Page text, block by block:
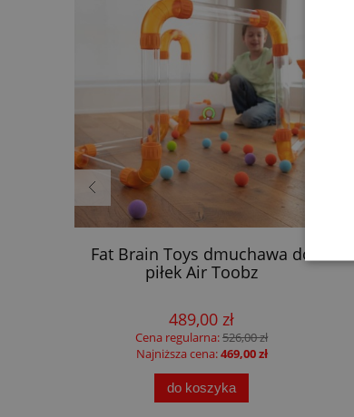
Fat Brain Toys dmuchawa do
piłek Air Toobz
489,00 zł
Cena regularna:526,00 zł
Najniższa cena:469,00 zł
do koszyka